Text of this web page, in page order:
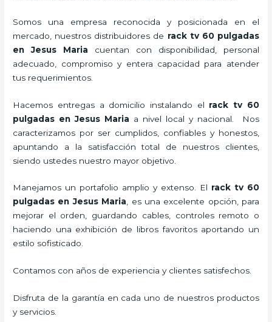
Somos una empresa reconocida y posicionada en el
mercado, nuestros distribuidores de rack tv 60 pulgadas
en Jesus Maria cuentan con disponibilidad, personal
adecuado, compromiso y entera capacidad para atender
tus requerimientos.
Hacemos entregas a domicilio instalando el rack tv 60
pulgadas en Jesus Maria a nivel local y nacional.
Nos
caracterizamos por ser cumplidos, confiables y honestos,
apuntando a la satisfacción total de nuestros clientes,
siendo ustedes nuestro mayor objetivo.
Manejamos un portafolio amplio y extenso. El rack tv 60
pulgadas en Jesus Maria, es una excelente opción, para
mejorar el orden, guardando cables, controles remoto o
haciendo una exhibición de libros favoritos aportando un
estilo sofisticado.
Contamos con años de experiencia y clientes satisfechos.
Disfruta de la garantía en cada uno de nuestros productos
y servicios.